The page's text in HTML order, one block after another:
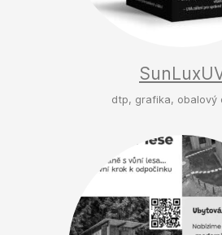
dtp, grafika, obalový